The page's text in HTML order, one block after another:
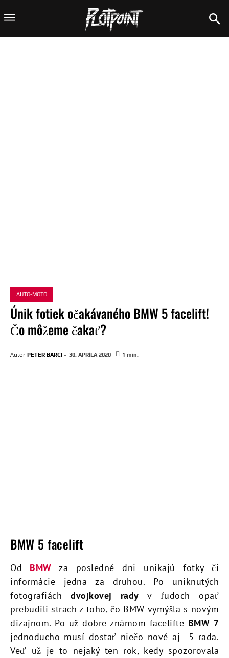
AUTO-MOTO
Únik fotiek očakávaného BMW 5 facelift!
Čo môžeme čakať?
Autor PETER BARCI - 30. APRÍLA 2020 1 min.
BMW 5 facelift
Od BMW za posledné dni unikajú fotky či
informácie jedna za druhou. Po uniknutých
fotografiách dvojkovej radyv ľudoch opäť
prebudili strach z toho, čo BMW vymýšla s novým
dizajnom. Po už dobre známom facelifte BMW 7
jednoducho musí dostať niečo nové aj 5 rada.
Veď už je to nejaký ten rok, kedy spozorovala